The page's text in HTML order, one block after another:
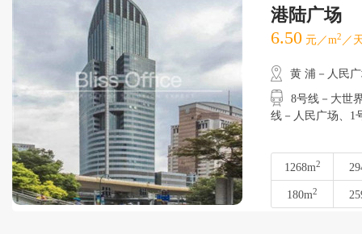
港陆广场
6.50 元／m2 ／
黄 浦－人民
8号线－大世界
线－人民广场、
1268m2
180m2